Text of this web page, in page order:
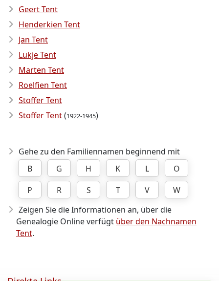
Geert Tent
Henderkien Tent
Jan Tent
Lukje Tent
Marten Tent
Roelfien Tent
Stoffer Tent
Stoffer Tent(1922-1945)
Gehe zu den Familiennamen beginnend mit
B
G H K L
O
P
R S T V
W
Zeigen Sie die Informationen an, über die
Genealogie Online verfügt über den Nachnamen
Tent.